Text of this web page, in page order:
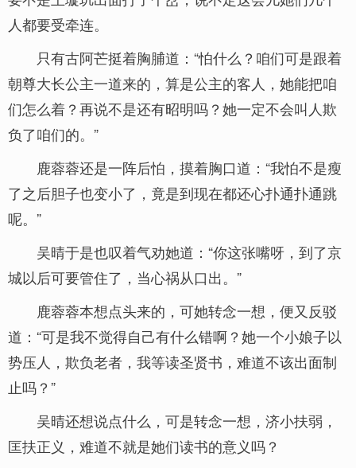
人都要受牵连。
只有古阿芒挺着胸脯道：“怕什么？咱们可是跟着
朝尊大长公主一道来的，算是公主的客人，她能把咱
们怎么着？再说不是还有昭明吗？她一定不会叫人欺
负了咱们的。”
鹿蓉蓉还是一阵后怕，摸着胸口道：“我怕不是瘦
了之后胆子也变小了，竟是到现在都还心扑通扑通跳
呢。”
吴晴于是也叹着气劝她道：“你这张嘴呀，到了京
城以后可要管住了，当心祸从口出。”
鹿蓉蓉本想点头来的，可她转念一想，便又反驳
道：“可是我不觉得自己有什么错啊？她一个小娘子以
势压人，欺负老者，我等读圣贤书，难道不该出面制
止吗？”
吴晴还想说点什么，可是转念一想，济小扶弱，
匡扶正义，难道不就是她们读书的意义吗？